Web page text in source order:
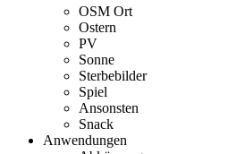
OSM Ort
Ostern
PV
Sonne
Sterbebilder
Spiel
Ansonsten
Snack
Anwendungen